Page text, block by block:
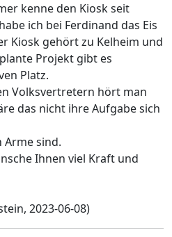
kenne den Kiosk seit
ich bei Ferdinand das Eis
Kiosk gehört zu Kelheim und
Projekt gibt es
Platz.
Volksvertretern hört man
das nicht ihre Aufgabe sich
Arme sind.
Ihnen viel Kraft und
2023-06-08)